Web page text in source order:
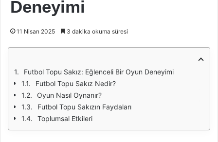
Deneyimi
11 Nisan 2025 3 dakika okuma süresi
Futbol Topu Sakız: Eğlenceli Bir Oyun Deneyimi
Futbol Topu Sakız Nedir?
Oyun Nasıl Oynanır?
Futbol Topu Sakızın Faydaları
Toplumsal Etkileri